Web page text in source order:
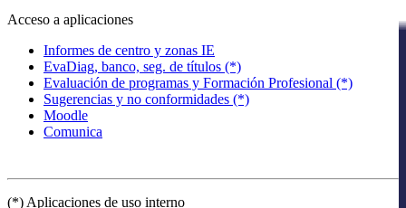
Acceso a aplicaciones
Informes de centro y zonas IE
EvaDiag, banco, seg. de títulos (*)
Evaluación de programas y Formación Profesional (*)
Sugerencias y no conformidades (*)
Moodle
Comunica
(*) Aplicaciones de uso interno